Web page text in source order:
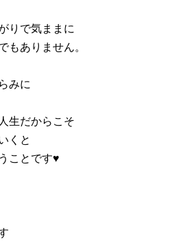
りで気ままに
ありません。
みに
生だからこそ
くと
ことです♥